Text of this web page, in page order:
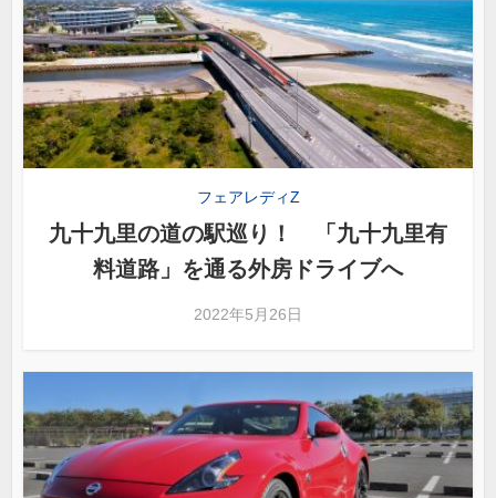
フェアレディZ
九十九里の道の駅巡り！ 「九十九里有
料道路」を通る外房ドライブへ
2022年5月26日